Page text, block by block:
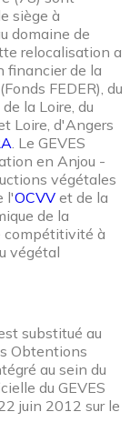
siège à
domaine de
relocalisation a
financier de la
FEDER), du
la Loire, du
Loire, d'Angers
. Le GEVES
en Anjou -
végétales
l'OCVV et de la
de la
compétitivité à
végétal
substitué au
Obtentions
au sein du
du GEVES
juin 2012 sur le